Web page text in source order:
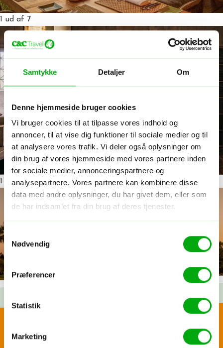
Samtykke Detaljer Om
Denne hjemmeside bruger cookies
Vi bruger cookies til at tilpasse vores indhold og
annoncer, til at vise dig funktioner til sociale medier og til
at analysere vores trafik. Vi deler også oplysninger om
din brug af vores hjemmeside med vores partnere inden
for sociale medier, annonceringspartnere og
analysepartnere. Vores partnere kan kombinere disse
data med andre oplysninger, du har givet dem, eller som
de har indsamlet fra din brug af deres tjenester.
Samtykkevalg
Nødvendig
Præferencer
Statistik
Marketing
1 ud af 7
1 ud af 7
Skræddersy din egen